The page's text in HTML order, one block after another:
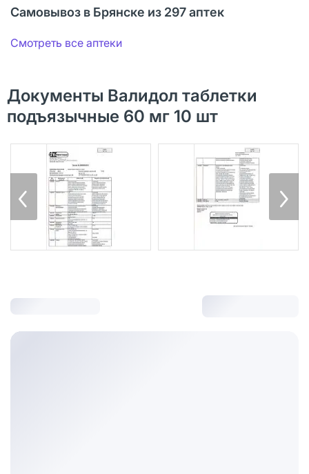
Самовывоз в Брянске из 297 аптек
Смотреть все аптеки
Документы Валидол таблетки
подъязычные 60 мг 10 шт